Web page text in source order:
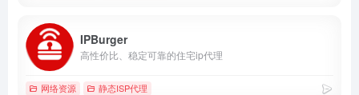
IPBurger
高性价比、稳定可靠的住宅ip代理
网络资源 静态ISP代理